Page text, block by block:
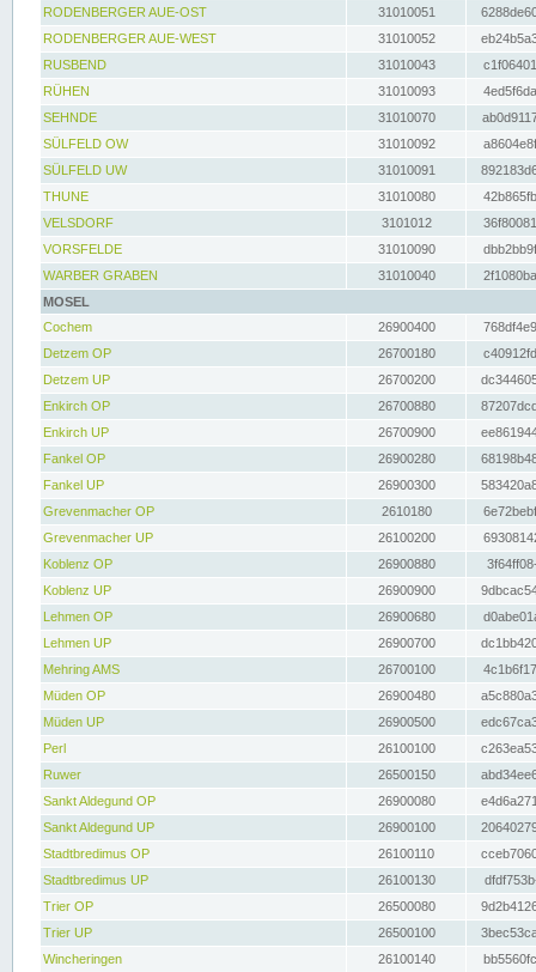
RODENBERGER AUE-OST
31010051
RODENBERGER AUE-WEST
31010052
RUSBEND
31010043
RÜHEN
31010093
SEHNDE
31010070
SÜLFELD OW
31010092
SÜLFELD UW
31010091
THUNE
31010080
VELSDORF
3101012
VORSFELDE
31010090
WARBER GRABEN
31010040
MOSEL
Cochem
26900400
Detzem OP
26700180
Detzem UP
26700200
Enkirch OP
26700880
Enkirch UP
26700900
Fankel OP
26900280
Fankel UP
26900300
Grevenmacher OP
2610180
Grevenmacher UP
26100200
Koblenz OP
26900880
Koblenz UP
26900900
Lehmen OP
26900680
Lehmen UP
26900700
Mehring AMS
26700100
Müden OP
26900480
Müden UP
26900500
Perl
26100100
Ruwer
26500150
Sankt Aldegund OP
26900080
Sankt Aldegund UP
26900100
Stadtbredimus OP
26100110
Stadtbredimus UP
26100130
Trier OP
26500080
Trier UP
26500100
Wincheringen
26100140